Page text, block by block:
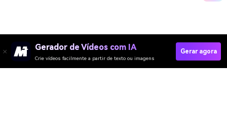
Gerador de Vídeos com IA
Crie vídeos facilmente a partir de texto ou imagens
Gerar agora